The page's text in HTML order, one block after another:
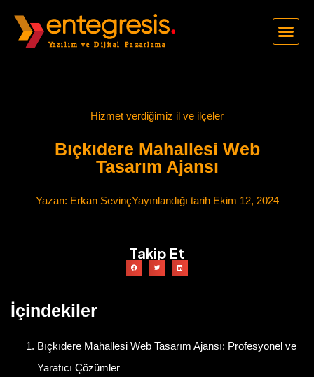
Hizmet verdiğimiz il ve ilçeler
Bıçkıdere Mahallesi Web
Tasarım Ajansı
Yazan: Erkan SevinçYayınlandığı tarihEkim 12, 2024
Takip Et
İçindekiler
Bıçkıdere Mahallesi Web Tasarım Ajansı: Profesyonel ve
Yaratıcı Çözümler